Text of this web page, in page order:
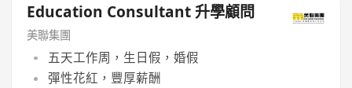
Education Consultant 升學顧問
美聯集團
五天工作周，生日假，婚假
彈性花紅，豐厚薪酬